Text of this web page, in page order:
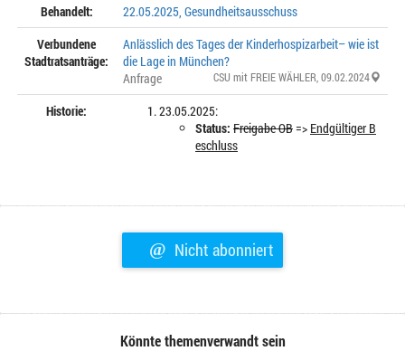
Behandelt:
22.05.2025, Gesundheitsausschuss
Verbundene
Stadtratsanträge:
Anlässlich des Tages der Kinderhospizarbeit– wie ist
die Lage in München?
Anfrage
CSU mit FREIE WÄHLER , 09.02.2024
Historie:
23.05.2025:
Status: Freigabe OB=> Endgültiger B
eschluss
@ Nicht abonniert
Könnte themenverwandt sein